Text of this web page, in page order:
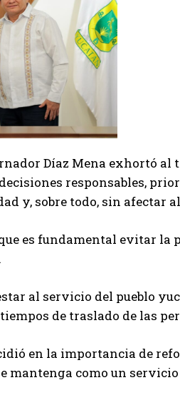
Díaz Mena exhortó
responsables,
y, sobre todo, sin afectar
es fundamental evitar la
al servicio del pueblo
de traslado de las
en la importancia de
mantenga como un